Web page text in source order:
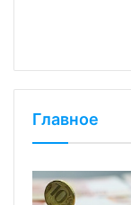
Главное